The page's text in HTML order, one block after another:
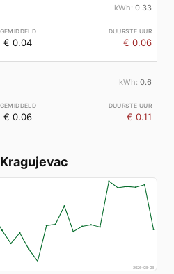
0.33
€ 0.04 € 0.06
0.6
€ 0.06 € 0.11
Kragujevac
2026-08-08